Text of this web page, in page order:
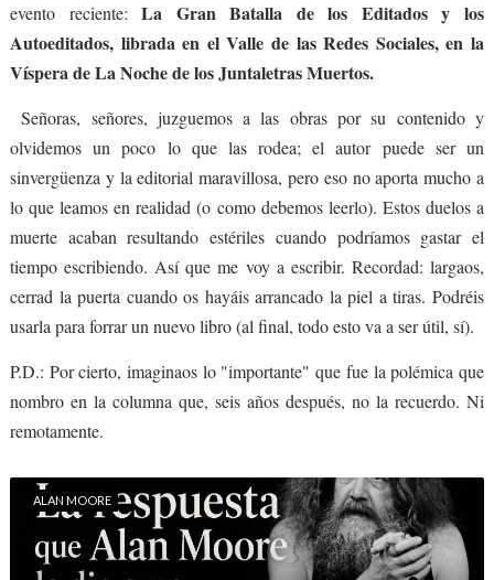
evento reciente:La Gran Batalla de los Editados y los
Autoeditados, librada en el Valle de las Redes Sociales, en la
Víspera de La Noche de los Juntaletras Muertos.
Señoras, señores, juzguemos a las obras por su contenido y
olvidemos un poco lo que las rodea; el autor puede ser un
sinvergüenza y la editorial maravillosa, pero eso no aporta mucho a
lo que leamos en realidad (o como debemos leerlo). Estos duelos a
muerte acaban resultando estériles cuando podríamos gastar el
tiempo escribiendo. Así que me voy a escribir. Recordad: largaos,
cerrad la puerta cuando os hayáis arrancado la piel a tiras. Podréis
usarla para forrar un nuevo libro (al final, todo esto va a ser útil, sí).
P.D.: Por cierto, imaginaos lo "importante" que fue la polémica que
nombro en la columna que, seis años después, no la recuerdo. Ni
remotamente.
ALAN MOORE